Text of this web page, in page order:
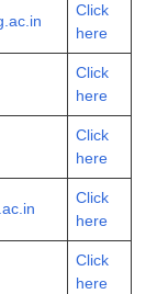
Click
here
Click
here
Click
here
Click
here
Click
here